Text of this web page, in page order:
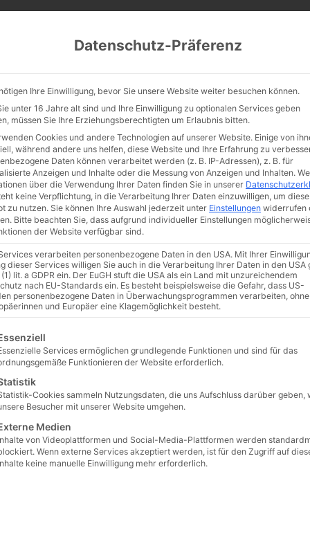
CATHWALK.DE
MESSE GLAUBE KULTUR FRÖMMIGKEIT
erstes Mal … Pius
Datenschutz-Präferenz
Ihre Einwilligung, bevor Sie unsere Website weiter besuchen können.
unter 16 Jahre alt sind und Ihre Einwilligung zu optionalen Services geben
müssen Sie Ihre Erziehungsberechtigten um Erlaubnis bitten.
Cookies und andere Technologien auf unserer Website. Einige von
während andere uns helfen, diese Website und Ihre Erfahrung zu
Daten können verarbeitet werden (z. B. IP-Adressen), z. B. für
Anzeigen und Inhalte oder die Messung von Anzeigen und Inhalten.
über die Verwendung Ihrer Daten finden Sie in unserer
keine Verpflichtung, in die Verarbeitung Ihrer Daten einzuwilligen, um
zu nutzen. Sie können Ihre Auswahl jederzeit unter Einstellungen widerrufen
Bitte beachten Sie, dass aufgrund individueller Einstellungen
der Website verfügbar sind.
verarbeiten personenbezogene Daten in den USA. Mit Ihrer
dieser Services willigen Sie auch in die Verarbeitung Ihrer Daten in den USA
lit. a GDPR ein. Der EuGH stuft die USA als ein Land mit unzureichendem
nach EU-Standards ein. Es besteht beispielsweise die Gefahr, dass US-
personenbezogene Daten in Überwachungsprogrammen verarbeiten,
und Europäer eine Klagemöglichkeit besteht.
eine Liste der Service-Gruppen, für die eine Einwilligung erteilt
Services ermöglichen grundlegende Funktionen und sind für das
Funktionieren der Website erforderlich.
Cookies sammeln Nutzungsdaten, die uns Aufschluss darüber geben,
Besucher mit unserer Website umgehen.
Medien
von Videoplattformen und Social-Media-Plattformen werden
Wenn externe Services akzeptiert werden, ist für den Zugriff auf
keine manuelle Einwilligung mehr erforderlich.